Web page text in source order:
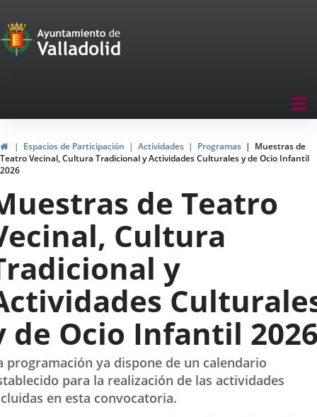
Portal
de
navegación
InicioEspacios de Participación Actividades Programas
Muestras de
Teatro Vecinal, Cultura Tradicional y Actividades Culturales y de Ocio Infantil
2026
de Teatro
Cultura
y
de Ocio Infantil
programación ya dispone de un calendario
para la realización de las actividades
en esta convocatoria.